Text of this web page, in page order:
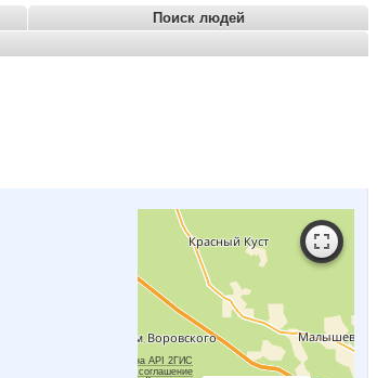
Поиск людей
Работает на API 2ГИС
Лицензионное соглашение